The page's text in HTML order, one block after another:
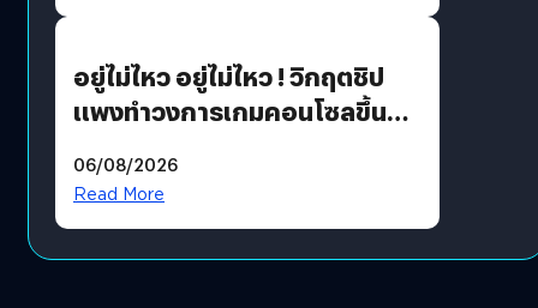
อยู่ไม่ไหว อยู่ไม่ไหว ! วิกฤตชิป
แพงทำวงการเกมคอนโซลขึ้น
?
06/08/2026
Read More